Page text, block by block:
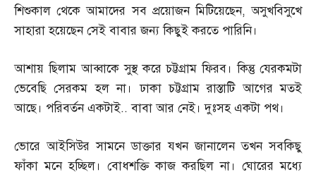
শিশুকাল থেকে আমাদের সব প্রয়োজন মিটিয়েছেন,অসুখবিসুখে
সাহারা হয়েছেন সেই বাবার জন্য কিছুই করতে পারিনি।
আশায় ছিলাম আব্বাকে সুস্থ করে চট্টগ্রাম ফিরব। কিন্তু যেরকমটা
ভেবেছি সেরকম হল না। ঢাকা চট্টগ্রাম রাস্তাটি আগের মতই
আছে। পরিবর্তন একটাই..বাবা আর নেই। দুঃসহ একটা পথ।
ভোরে আইসিউর সামনে ডাক্তার যখন জানালেন তখন সবকিছু
ফাঁকা মনে হচ্ছিল। বোধশক্তি কাজ করছিল না। ঘোরের মধ্যে